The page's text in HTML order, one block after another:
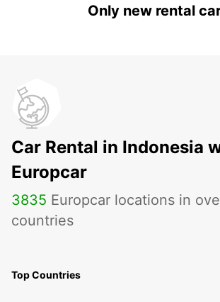
Only new rental
Car Rental in Indonesia
Europcar
3835 Europcar locations in
countries
Top Countries